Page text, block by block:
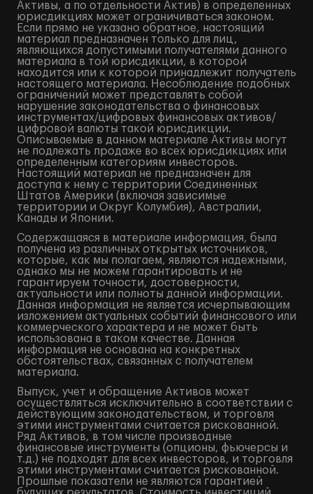
Активы, а по отдельности Актив) в определенных
юрисдикциях может ограничиваться законом.
Если прямо не указано обратное, настоящий
материал предназначен только для лиц,
являющихся допустимыми получателями данного
материала в той юрисдикции, в которой
находится или к которой принадлежит получатель
настоящего материала. Несоблюдение подобных
ограничений может представлять собой
нарушение законодательства о финансовых
инструментах/цифровых финансовых активов/
цифровой валюты такой юрисдикции.
Описываемые в данном материале Активы могут
не подлежать продаже во всех юрисдикциях или
определенным категориям инвесторов.
Настоящий материал не предназначен для
доступа к нему с территории Соединенных
Штатов Америки (включая зависимые
территории и Округ Колумбия), Австралии,
Канады и Японии.
Содержащаяся в материале информация, была
получена из различных открытых источников,
которые, как мы полагаем, являются надежными,
однако мы не можем гарантировать и не
гарантируем точности, достоверности,
актуальности или полноты данной информации.
Данная информация не является исчерпывающим
изложением актуальных событий финансового или
коммерческого характера и не может быть
использована в таком качестве. Данная
информация не основана на конкретных
обстоятельствах, связанных с получателем
материала.
Выпуск, учет и обращение Активов может
осуществляться исключительно в соответствии с
действующим законодательством, и торговля
этими инструментами считается рискованной.
Ряд Активов, в том числе производные
финансовые инструменты (опционы, фьючерсы и
т.д.) не подходят для всех инвесторов, и торговля
этими инструментами считается рискованной.
Прошлые показатели не являются гарантией